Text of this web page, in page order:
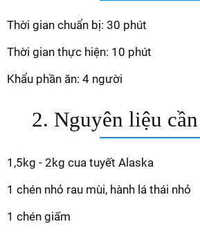
Thời gian chuẩn bị: 30 phút
Thời gian thực hiện: 10 phút
Khẩu phần ăn: 4 người
2. Nguyên liệu
1,5kg - 2kg cua tuyết Alaska
1 chén nhỏ rau mùi, hành lá thái nhỏ
1 chén giấm